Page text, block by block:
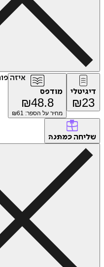
איזה
דיגיטלי
₪23
מודפס
₪48.8
מחיר על הספר: ₪ 61
שליחה כמתנה